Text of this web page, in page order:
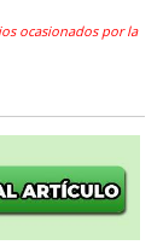
ocasionados por la